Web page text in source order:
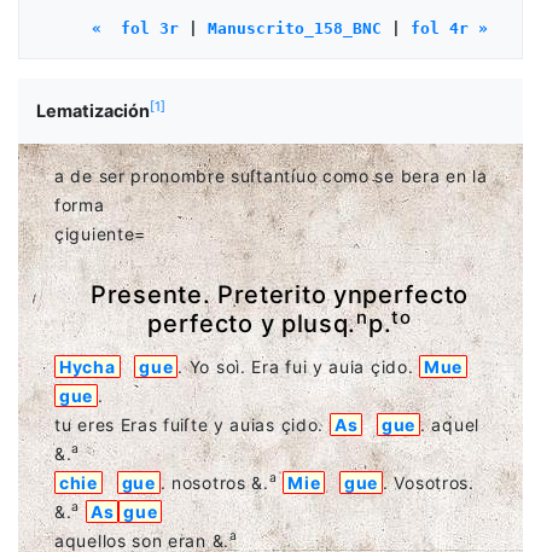
«  fol 3r Manuscrito_158_BNC fol 4r »
Lematización[1]
a de ser pronombre suſtantíuo como se bera en la
forma
çiguiente=
Presente. Preterito ynperfecto
perfecto y plusq.np.to
Hycha gue . Yo soì. Era fui y auia çido. Mue
gue .
tu eres Eras fuiſte y auias çido. As gue . aquel
&.a
chie gue . nosotros &.a Mie gue . Vosotros.
&.a As gue
aquellos son eran &.a